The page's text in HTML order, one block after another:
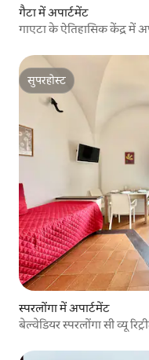
गैटा में अपार्टमेंट
गाएटा के ऐतिहासिक केंद्र में
सुपरहोस्ट
सुपरहोस्ट
स्परलोंगा में अपार्टमेंट
बेल्वेडियर स्परलोंगा सी व्यू